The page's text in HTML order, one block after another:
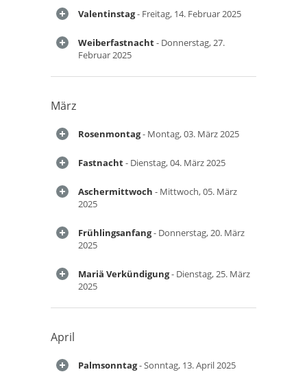
Valentinstag- Freitag, 14. Februar 2025
Weiberfastnacht- Donnerstag, 27.
Februar 2025
März
Rosenmontag- Montag, 03. März 2025
Fastnacht- Dienstag, 04. März 2025
Aschermittwoch - Mittwoch, 05. März
2025
Frühlingsanfang- Donnerstag, 20. März
2025
Mariä Verkündigung- Dienstag, 25. März
2025
April
Palmsonntag- Sonntag, 13. April 2025